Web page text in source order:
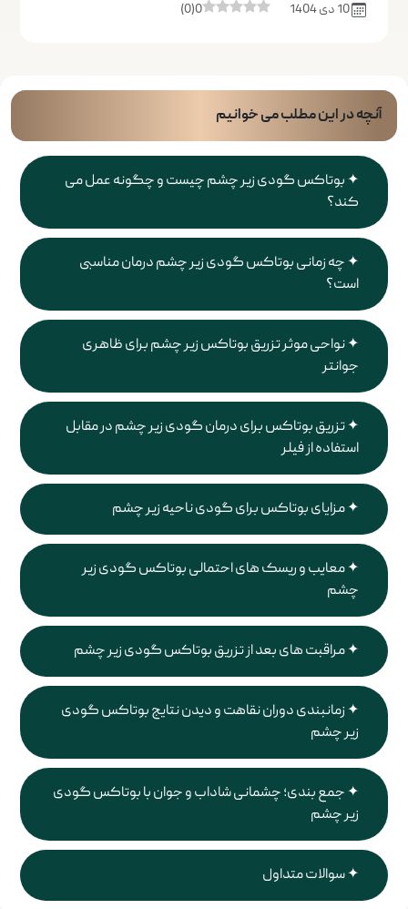
10 دی 1404 0
(
0
)
آنچه در این مطلب می خوانیم
بوتاکس گودی زیر چشم چیست و چگونه عمل می
کند؟
چه زمانی بوتاکس گودی زیر چشم درمان مناسبی
است؟
نواحی موثر تزریق بوتاکس زیر چشم برای ظاهری
جوانتر
تزریق بوتاکس برای درمان گودی زیر چشم در مقابل
استفاده از فیلر
مزایای بوتاکس برای گودی ناحیه زیر چشم
معایب و ریسک های احتمالی بوتاکس گودی زیر
چشم
مراقبت های بعد از تزریق بوتاکس گودی زیر چشم
زمانبندی دوران نقاهت و دیدن نتایج بوتاکس گودی
زیر چشم
جمع بندی؛ چشمانی شاداب و جوان با بوتاکس گودی
زیر چشم
سوالات متداول